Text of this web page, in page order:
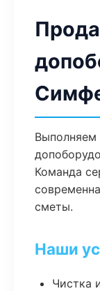
Выполняем
Команда
сметы.
Наши
Чистка